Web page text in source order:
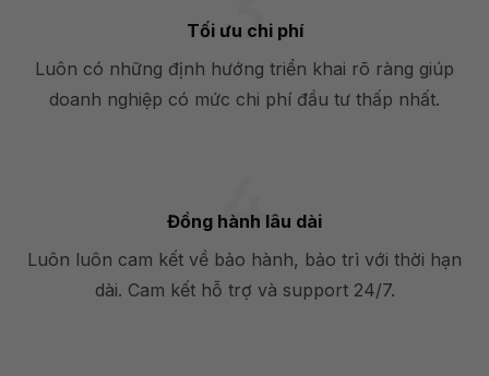
Tối ưu chi phí
Luôn có những định hướng triển khai rõ ràng giúp
doanh nghiệp có mức chi phí đầu tư thấp nhất.
Đồng hành lâu dài
Luôn luôn cam kết về bảo hành, bảo trì với thời hạn
dài. Cam kết hỗ trợ và support 24/7.